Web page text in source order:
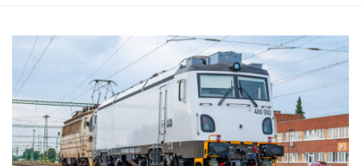
REGISZTRÁCIÓ